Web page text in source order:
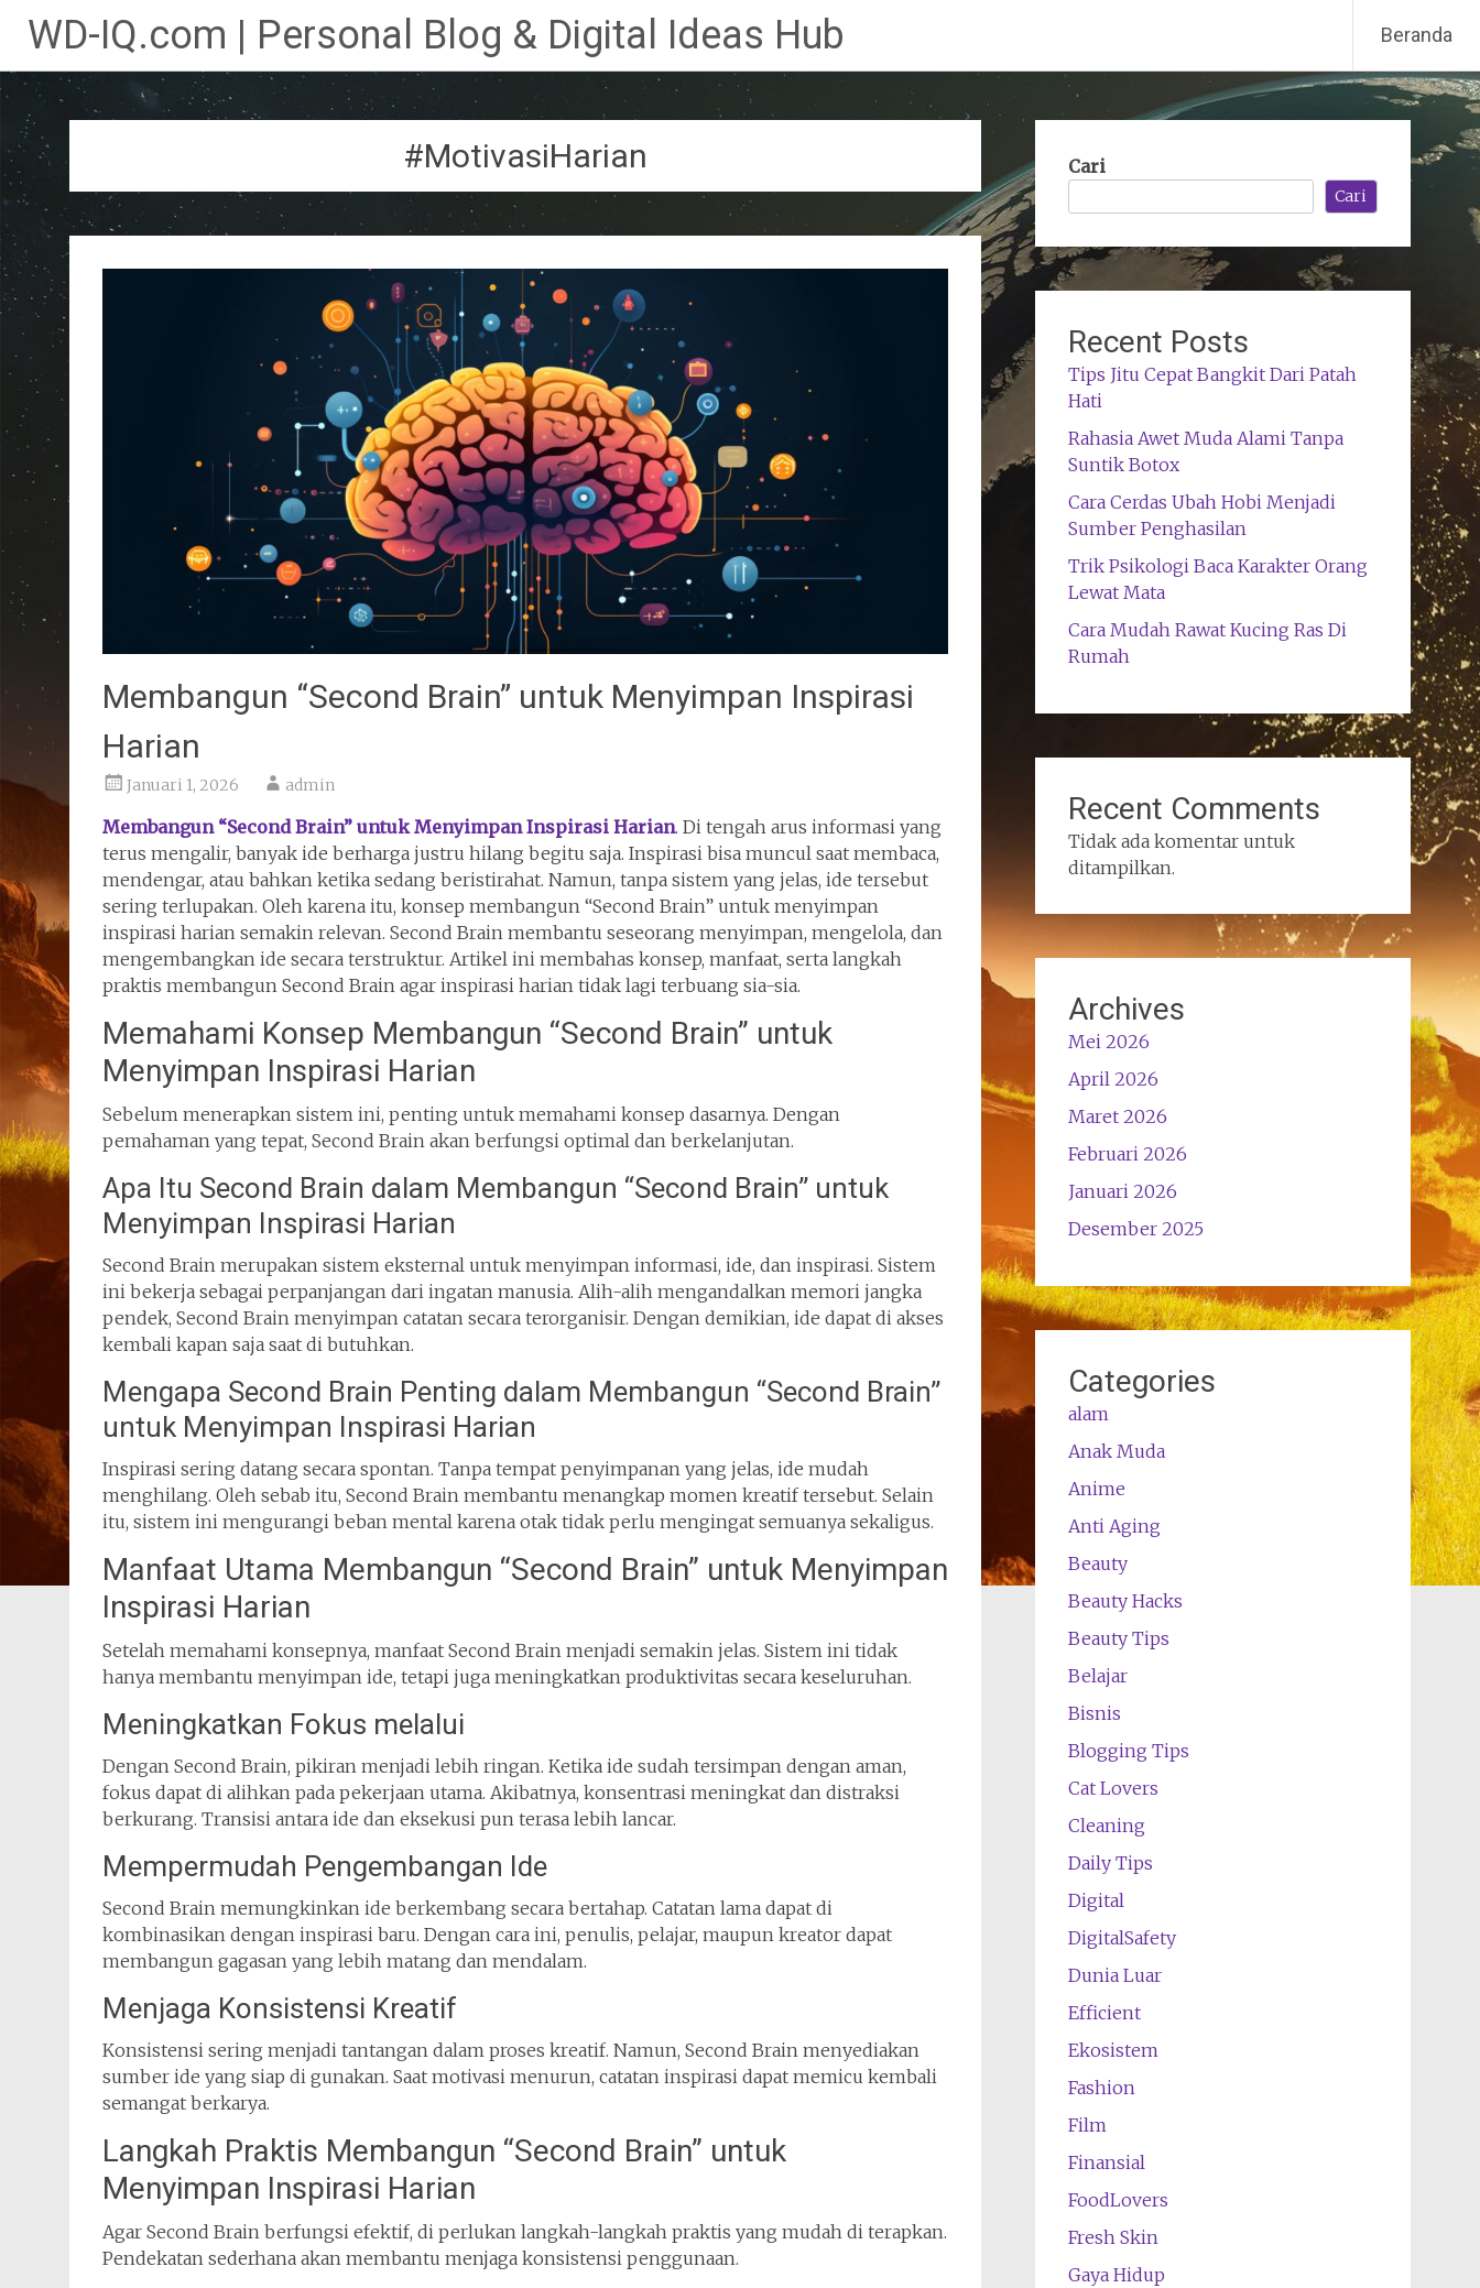
Lompat
konten
WD-IQ.com | Personal Blog & Digital Ideas Hub Beranda
#MotivasiHarian
Membangun “Second Brain” untuk Menyimpan Inspirasi
Harian
Januari 1, 2026 admin
Membangun “Second Brain” untuk Menyimpan Inspirasi Harian. Di tengah arus informasi yang
terus mengalir, banyak ide berharga justru hilang begitu saja. Inspirasi bisa muncul saat membaca,
mendengar, atau bahkan ketika sedang beristirahat. Namun, tanpa sistem yang jelas, ide tersebut
sering terlupakan. Oleh karena itu, konsep membangun “Second Brain” untuk menyimpan
inspirasi harian semakin relevan. Second Brain membantu seseorang menyimpan, mengelola, dan
mengembangkan ide secara terstruktur. Artikel ini membahas konsep, manfaat, serta langkah
praktis membangun Second Brain agar inspirasi harian tidak lagi terbuang sia-sia.
Memahami Konsep Membangun “Second Brain” untuk
Menyimpan Inspirasi Harian
Sebelum menerapkan sistem ini, penting untuk memahami konsep dasarnya. Dengan
pemahaman yang tepat, Second Brain akan berfungsi optimal dan berkelanjutan.
Apa Itu Second Brain dalam Membangun “Second Brain” untuk
Menyimpan Inspirasi Harian
Second Brain merupakan sistem eksternal untuk menyimpan informasi, ide, dan inspirasi. Sistem
ini bekerja sebagai perpanjangan dari ingatan manusia. Alih-alih mengandalkan memori jangka
pendek, Second Brain menyimpan catatan secara terorganisir. Dengan demikian, ide dapat di akses
kembali kapan saja saat di butuhkan.
Mengapa Second Brain Penting dalam Membangun “Second Brain”
untuk Menyimpan Inspirasi Harian
Inspirasi sering datang secara spontan. Tanpa tempat penyimpanan yang jelas, ide mudah
menghilang. Oleh sebab itu, Second Brain membantu menangkap momen kreatif tersebut. Selain
itu, sistem ini mengurangi beban mental karena otak tidak perlu mengingat semuanya sekaligus.
Manfaat Utama Membangun “Second Brain” untuk Menyimpan
Inspirasi Harian
Setelah memahami konsepnya, manfaat Second Brain menjadi semakin jelas. Sistem ini tidak
hanya membantu menyimpan ide, tetapi juga meningkatkan produktivitas secara keseluruhan.
Meningkatkan Fokus melalui
Dengan Second Brain, pikiran menjadi lebih ringan. Ketika ide sudah tersimpan dengan aman,
fokus dapat di alihkan pada pekerjaan utama. Akibatnya, konsentrasi meningkat dan distraksi
berkurang. Transisi antara ide dan eksekusi pun terasa lebih lancar.
Mempermudah Pengembangan Ide
Second Brain memungkinkan ide berkembang secara bertahap. Catatan lama dapat di
kombinasikan dengan inspirasi baru. Dengan cara ini, penulis, pelajar, maupun kreator dapat
membangun gagasan yang lebih matang dan mendalam.
Menjaga Konsistensi Kreatif
Konsistensi sering menjadi tantangan dalam proses kreatif. Namun, Second Brain menyediakan
sumber ide yang siap di gunakan. Saat motivasi menurun, catatan inspirasi dapat memicu kembali
semangat berkarya.
Langkah Praktis Membangun “Second Brain” untuk
Menyimpan Inspirasi Harian
Agar Second Brain berfungsi efektif, di perlukan langkah-langkah praktis yang mudah di terapkan.
Pendekatan sederhana akan membantu menjaga konsistensi penggunaan.
Cari
Cari
Recent Posts
Tips Jitu Cepat Bangkit Dari Patah
Hati
Rahasia Awet Muda Alami Tanpa
Suntik Botox
Cara Cerdas Ubah Hobi Menjadi
Sumber Penghasilan
Trik Psikologi Baca Karakter Orang
Lewat Mata
Cara Mudah Rawat Kucing Ras Di
Rumah
Recent Comments
Tidak ada komentar untuk
ditampilkan.
Archives
Mei 2026
April 2026
Maret 2026
Februari 2026
Januari 2026
Desember 2025
Categories
alam
Anak Muda
Anime
Anti Aging
Beauty
Beauty Hacks
Beauty Tips
Belajar
Bisnis
Blogging Tips
Cat Lovers
Cleaning
Daily Tips
Digital
DigitalSafety
Dunia Luar
Efficient
Ekosistem
Fashion
Film
Finansial
FoodLovers
Fresh Skin
Gaya Hidup